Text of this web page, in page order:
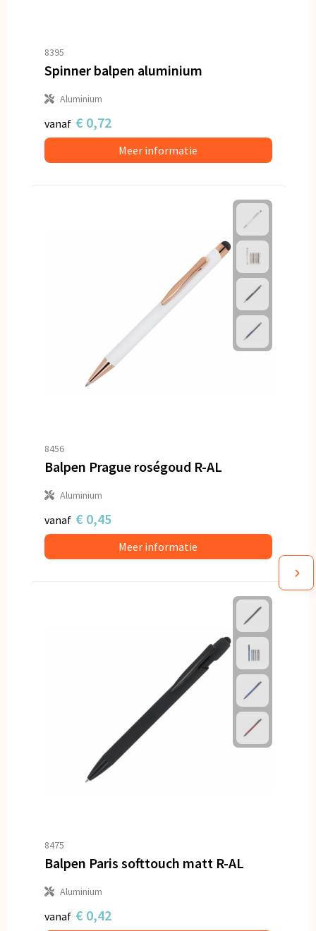
8395
Spinner balpen aluminium
Aluminium
vanaf € 0,72
Meer informatie
8456
Balpen Prague roségoud R-AL
Aluminium
vanaf € 0,45
Meer informatie
8475
Balpen Paris softtouch matt R-AL
Aluminium
vanaf € 0,42